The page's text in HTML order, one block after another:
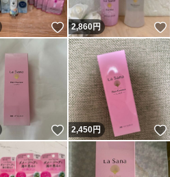
いいね！
2,860円
いいね！
2,450円